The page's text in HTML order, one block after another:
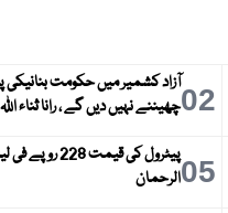
02آزاد کشمیر میں حکومت بنانیکی
چھیننے نہیں دیں گے ، رانا ثناء
05
پیٹرول کی قیمت
الرحمان